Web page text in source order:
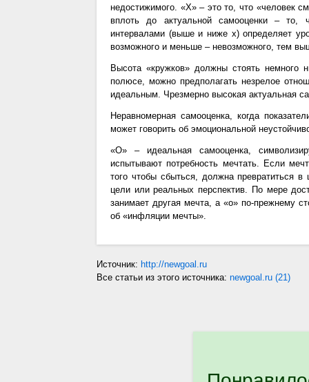
недостижимого. «Х» – это то, что «человек
вплоть до актуальной самооценки –
интервалами (выше и ниже х) определяет
возможного и меньше – невозможного, тем
Высота «кружков» должны стоять немного
полюсе, можно предполагать незрелое
идеальным. Чрезмерно высокая актуальная
Неравномерная самооценка, когда
может говорить об эмоциональной
«О» – идеальная самооценка,
испытывают потребность мечтать. Если
того чтобы сбыться, должна превратиться
цели или реальных перспектив. По мере
занимает другая мечта, а «о» по-прежнему
об «инфляции мечты».
Источник: http://newgoal.ru
Все статьи из этого источника: newgoal.ru (21)